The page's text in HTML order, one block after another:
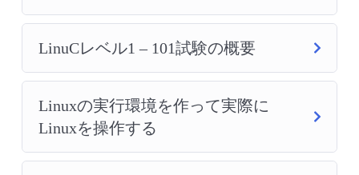
LinuCレベル1 – 101試験の概要
Linuxの実行環境を作って実際に
Linuxを操作する